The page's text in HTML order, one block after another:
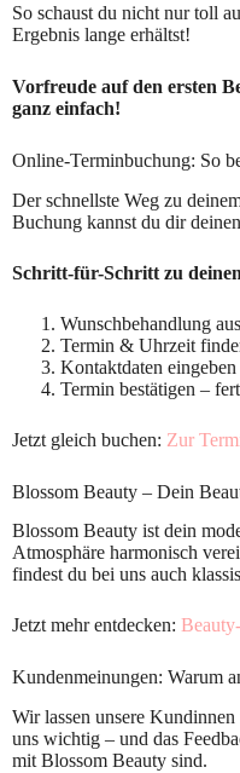
So schaust du nicht nur toll
Ergebnis lange erhältst!
Vorfreude auf den ersten
ganz einfach!
Online-Terminbuchung: So
Der schnellste Weg zu
Buchung kannst du dir
Schritt-für-Schritt zu
Wunschbehandlung
Termin & Uhrzeit
Kontaktdaten eingeben
Termin bestätigen –
Jetzt gleich buchen: Zur
Blossom Beauty – Dein
Blossom Beauty ist dein
Atmosphäre harmonisch
findest du bei uns auch
Jetzt mehr entdecken:
Kundenmeinungen: Warum
Wir lassen unsere
uns wichtig – und das
mit Blossom Beauty sind.